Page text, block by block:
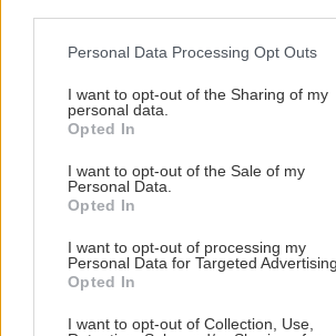
Personal Data Processing Opt Outs
I want to opt-out of the Sharing of my
personal data.
Opted In
I want to opt-out of the Sale of my
Personal Data.
Opted In
I want to opt-out of processing my
Personal Data for Targeted Advertising.
Opted In
I want to opt-out of Collection, Use,
κλιματική αλλαγή κάνει πολύ
πολλαπλασιάσει τις λεγόμενες
καθώς έχουν αποτεφρωθεί ολόκληρες
γειτονιές. Περισσότερα από 200.000
έκτακτης ανάγκης. Όπως μεταδίδει το
καίγεται έκταση ανάλογη με πέντε
Ακύρωσε το ταξίδι του στην Ιταλία ο